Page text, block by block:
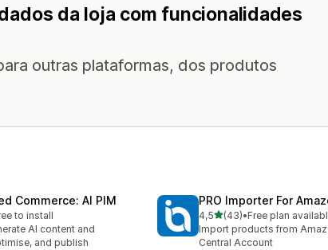
da loja com funcionalidades
outras plataformas, dos produtos
Commerce: AI PIM
to install
AI content and
and publish
PRO Importer For
4,5de 5 estrelas
(43)
43 total de avaliações
•Free plan
Import products from
Central Account